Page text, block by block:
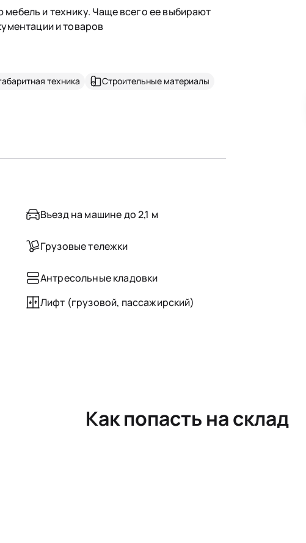
и технику. Чаще всего ее выбирают
и товаров
техника
Строительные материалы
Въезд на машине до 2,1 м
Грузовые тележки
Антресольные кладовки
Лифт (грузовой, пассажирский)
Как попасть на склад